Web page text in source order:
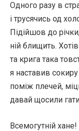
Одного разу в
і трусячись од
Підійшов до
ній блищить.
та крига така
я наставив
поміж плечей,
давай щосили
Всемогутній